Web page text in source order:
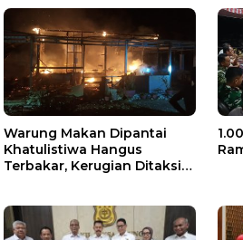
Warung Makan Dipantai
Khatulistiwa Hangus
Terbakar, Kerugian Ditaksir